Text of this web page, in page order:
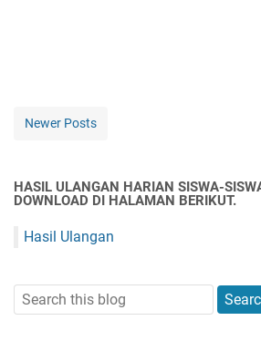
Newer Posts
HASIL ULANGAN HARIAN SISWA-
DOWNLOAD DI HALAMAN BERIKUT.
Hasil Ulangan